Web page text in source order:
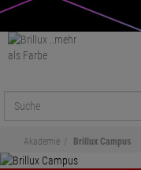
Akademie Brillux Campus